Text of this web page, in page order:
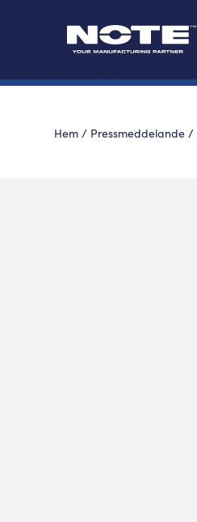
Hem / Pressmeddelande /